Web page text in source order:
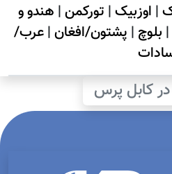
| اوزبیک| تورکمن| هندو و
| بلوچ | پشتون/افغان|عرب/
کابل پرس